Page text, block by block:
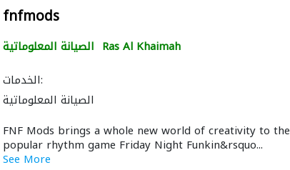
fnfmods
الصيانة المعلوماتية Ras Al Khaimah
الخدمات:
الصيانة المعلوماتية
FNF Mods brings a whole new world of creativity to the
popular rhythm game Friday Night Funkin&rsquo...
See More